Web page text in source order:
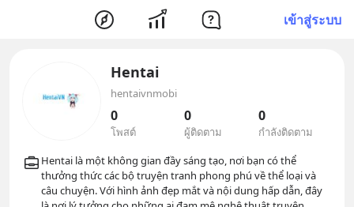
เข้าสู่ระบบ
Hentai
hentaivnmobi
0
โพสต์
0
ผู้ติดตาม
0
กำลังติดตาม
Hentai là một không gian đầy sáng tạo, nơi bạn có thể
thưởng thức các bộ truyện tranh phong phú về thể loại và
câu chuyện. Với hình ảnh đẹp mắt và nội dung hấp dẫn, đây